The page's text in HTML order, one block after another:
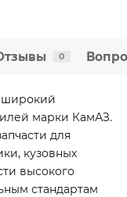
0
широкий
марки КамАЗ.
для
кузовных
высокого
стандартам